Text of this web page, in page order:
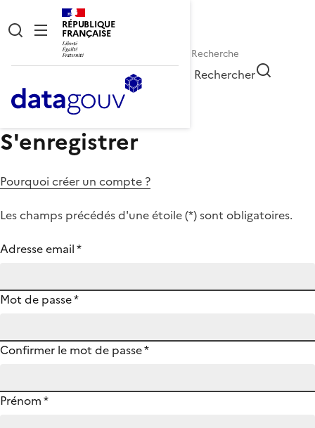
RÉPUBLIQUE
FRANÇAISE
Rechercher
S'enregistrer
Pourquoi créer un compte ?
Les champs précédés d'une étoile (*) sont obligatoires.
Adresse email*
Mot de passe*
Confirmer le mot de passe*
Prénom*